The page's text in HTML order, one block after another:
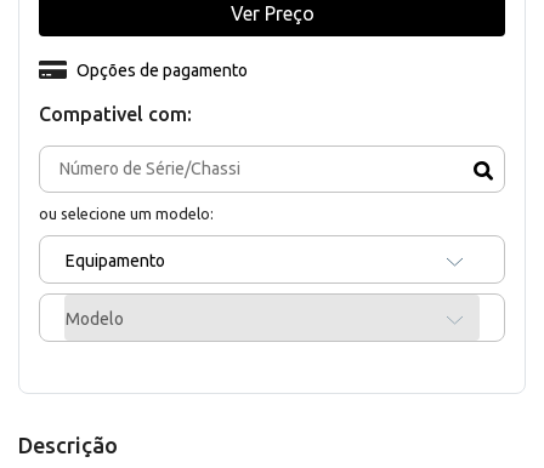
Compativel com:
ou selecione um modelo:
Equipamento
Modelo
Opções de pagamento
Ver Preço
Descrição